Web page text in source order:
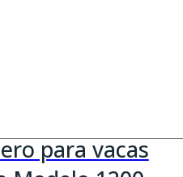
para vacas